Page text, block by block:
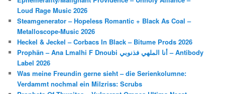
Loud Rage Music 2026
Steamgenerator – Hopeless Romantic + Black As Coal –
Metalloscope-Music 2026
Heckel & Jeckel – Corbacs In Black – Bitume Prods 2026
Prophän – Ana Lmalhi F Dnoubi أنا الملهي فذنوبي – Antibody
Label 2026
Was meine Freundin gerne sieht – die Serienkolumne:
Verdammt nochmal ein Milzriss: Scrubs